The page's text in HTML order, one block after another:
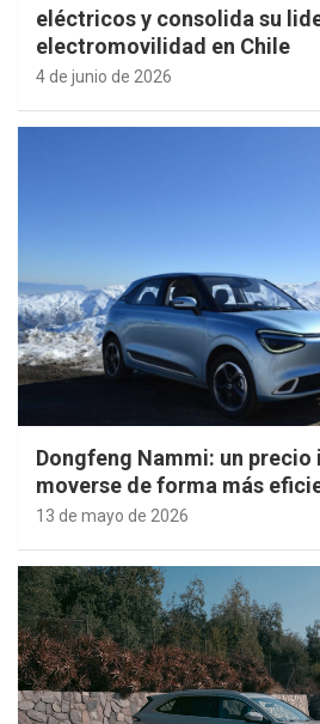
eléctricos y consolida su
electromovilidad en Chile
4 de junio de 2026
Dongfeng Nammi: un precio
moverse de forma más
13 de mayo de 2026